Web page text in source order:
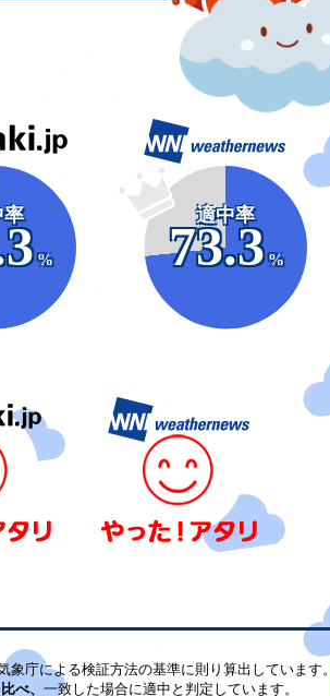
率
%
適中率
73.3
%
象庁による検証方法の基準に則り算出しています。
べ、 一致した場合に適中と判定しています。